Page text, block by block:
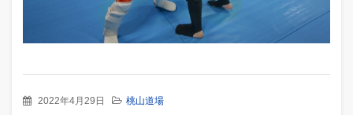
2022年4月29日 桃山道場